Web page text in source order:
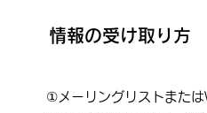
​情報の受け取り方
​①メーリングリストまた